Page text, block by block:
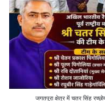
जगतपुरा क्षेत्र में चतर सिंह